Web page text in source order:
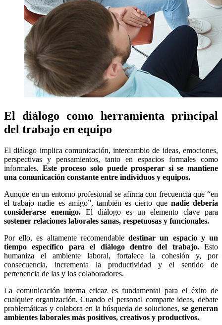
El diálogo como herramienta principal
del trabajo en equipo
El diálogo implica comunicación, intercambio de ideas, emociones,
perspectivas y pensamientos, tanto en espacios formales como
informales. Este proceso solo puede prosperar si se mantiene
una comunicación constante entre individuos y equipos.
Aunque en un entorno profesional se afirma con frecuencia que “en
el trabajo nadie es amigo”, también es cierto que nadie debería
considerarse enemigo. El diálogo es un elemento clave para
sostener relaciones laborales sanas, respetuosas y funcionales.
Por ello, es altamente recomendabledestinar un espacio y un
tiempo específico para el diálogo dentro del trabajo.Esto
humaniza el ambiente laboral, fortalece la cohesión y, por
consecuencia, incrementa la productividad y el sentido de
pertenencia de las y los colaboradores.
La comunicación interna eficaz es fundamental para el éxito de
cualquier organización. Cuando el personal comparte ideas, debate
problemáticas y colabora en la búsqueda de soluciones,se generan
ambientes laborales más positivos, creativos y productivos.